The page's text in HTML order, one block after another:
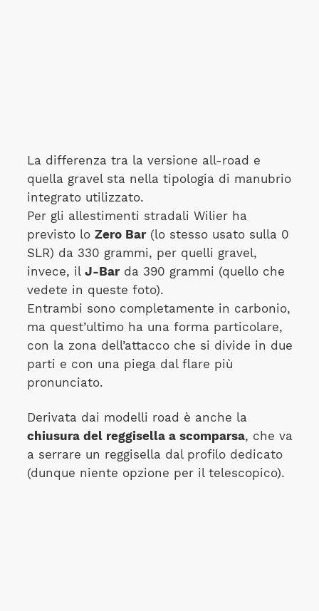
La differenza tra la versione all-road e
quella gravel sta nella tipologia di manubrio
integrato utilizzato.
Per gli allestimenti stradali Wilier ha
previsto lo Zero Bar(lo stesso usato sulla 0
SLR) da 330 grammi, per quelli gravel,
invece, il J-Barda 390 grammi (quello che
vedete in queste foto).
Entrambi sono completamente in carbonio,
ma quest’ultimo ha una forma particolare,
con la zona dell’attacco che si divide in due
parti e con una piega dal flare più
pronunciato.
Derivata dai modelli road è anche la
chiusura del reggisella a scomparsa, che va
a serrare un reggisella dal profilo dedicato
(dunque niente opzione per il telescopico).